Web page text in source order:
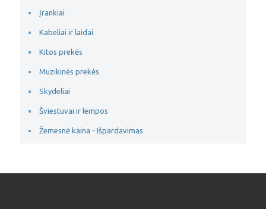
Įrankiai
Kabeliai ir laidai
Kitos prekės
Muzikinės prekės
Skydeliai
Šviestuvai ir lempos
Žemesnė kaina - Išpardavimas